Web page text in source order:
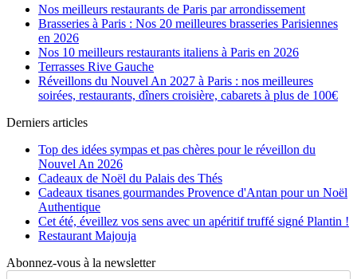
Nos meilleurs restaurants de Paris par arrondissement
Brasseries à Paris : Nos 20 meilleures brasseries Parisiennes
en 2026
Nos 10 meilleurs restaurants italiens à Paris en 2026
Terrasses Rive Gauche
Réveillons du Nouvel An 2027 à Paris : nos meilleures
soirées, restaurants, dîners croisière, cabarets à plus de 100€
Derniers articles
Top des idées sympas et pas chères pour le réveillon du
Nouvel An 2026
Cadeaux de Noël du Palais des Thés
Cadeaux tisanes gourmandes Provence d'Antan pour un Noël
Authentique
Cet été, éveillez vos sens avec un apéritif truffé signé Plantin !
Restaurant Majouja
Abonnez-vous à la newsletter